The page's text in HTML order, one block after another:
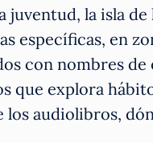
juventud, la isla
específicas, en
con nombres de
que explora
audiolibros,